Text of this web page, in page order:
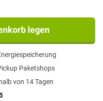
legen
Paketshops
von 14 Tagen